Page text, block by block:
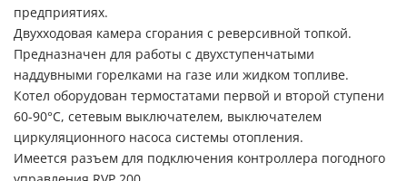
предприятиях.
Двухходовая камера сгорания с реверсивной топкой.
Предназначен для работы с двухступенчатыми
наддувными горелками на газе или жидком топливе.
Котел оборудован термостатами первой и второй ступени
60-90°С, сетевым выключателем, выключателем
циркуляционного насоса системы отопления.
Имеется разъем для подключения контроллера погодного